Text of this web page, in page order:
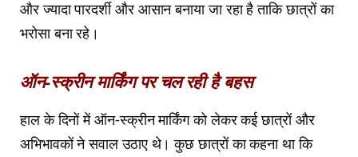
और ज्यादा पारदर्शी और आसान बनाया जा रहा है ताकि छात्रों का
भरोसा बना रहे।
ऑन-स्क्रीन मार्किंग पर चल रही है बहस
हाल के दिनों में ऑन-स्क्रीन मार्किंग को लेकर कई छात्रों और
अभिभावकों ने सवाल उठाए थे। कुछ छात्रों का कहना था कि